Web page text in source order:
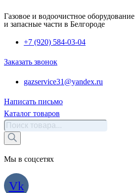
Газовое и водоочистное оборудование
и запасные части в Белгороде
+7 (920) 584-03-04
Заказать звонок
gazservice31@yandex.ru
Написать письмо
Каталог товаров
Поиск
товаров
Мы в соцсетях
Vk